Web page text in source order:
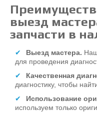
выезд
запчасти в
Выезд мастера.
для проведения
Качественная
диагностику, чтобы
Использование
используем только